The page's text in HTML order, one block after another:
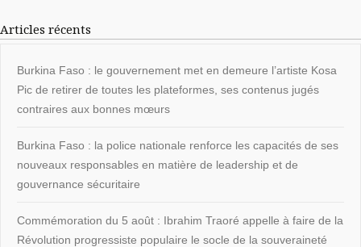
Articles récents
Burkina Faso : le gouvernement met en demeure l’artiste Kosa
Pic de retirer de toutes les plateformes, ses contenus jugés
contraires aux bonnes mœurs
Burkina Faso : la police nationale renforce les capacités de ses
nouveaux responsables en matière de leadership et de
gouvernance sécuritaire
Commémoration du 5 août : Ibrahim Traoré appelle à faire de la
Révolution progressiste populaire le socle de la souveraineté